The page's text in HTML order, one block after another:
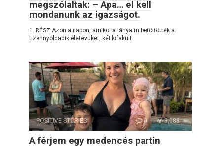
megszólaltak: – Apa… el kell
mondanunk az igazságot.
1. RÉSZ Azon a napon, amikor a lányaim betöltötték a
tizennyolcadik életévüket, két kifakult
POSITIVE STORIES 0 3,088
A férjem egy medencés partin